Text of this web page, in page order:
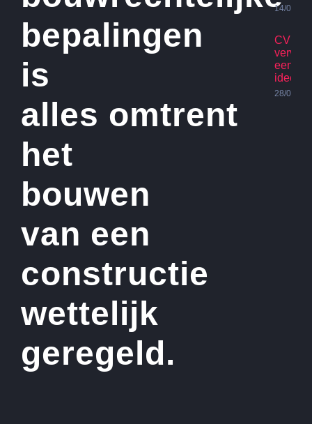
bepalingen
is
alles omtrent
het
bouwen
van een
constructie
wettelijk
geregeld.
14/07/
CV
een
idee?
28/06/